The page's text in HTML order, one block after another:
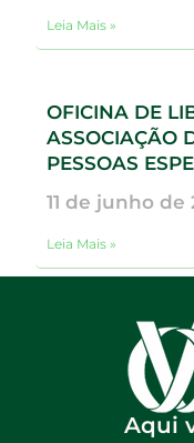
Leia Mais »
OFICINA DE
ASSOCIAÇÃO
PESSOAS
11 de junho de
Leia Mais »
Aqui